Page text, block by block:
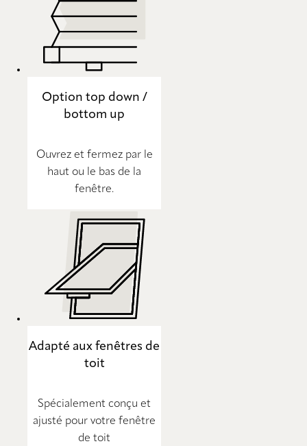
Option top down /
bottom up
Ouvrez et fermez par le
haut ou le bas de la
fenêtre.
Adapté aux fenêtres de
toit
Spécialement conçu et
ajusté pour votre fenêtre
de toit